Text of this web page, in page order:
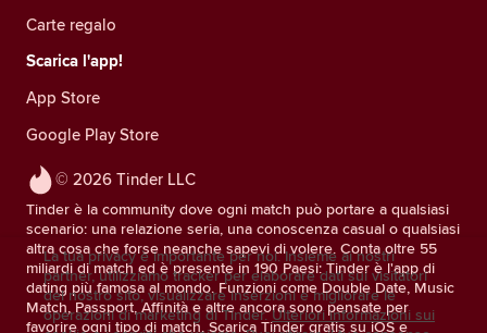
© 2026 Tinder LLC
Tinder è la community dove ogni match può portare a qualsiasi
scenario: una relazione seria, una conoscenza casual o qualsiasi
altra cosa che forse neanche sapevi di volere. Conta oltre 55
miliardi di match ed è presente in 190 Paesi: Tinder è l'app di
dating più famosa al mondo. Funzioni come Double Date, Music
Match, Passport, Affinità e altre ancora sono pensate per
favorire ogni tipo di match. Scarica Tinder gratis su iOS e
Carte regalo
Scarica l'app!
App Store
Google Play Store
La tua privacy è importante per noi. Insieme ai nostri
partner, utilizziamo tracker per elaborare dati sui visitatori
del nostro sito, visualizzare inserzioni e migliorare le
operazioni di marketing di Tinder. Ulteriori informazioni sui